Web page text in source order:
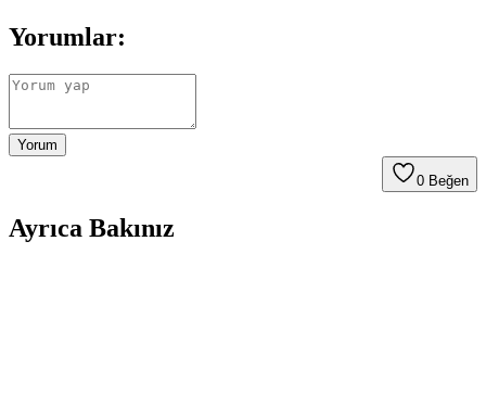
Yorumlar:
Yorum
0 Beğen
Ayrıca Bakınız